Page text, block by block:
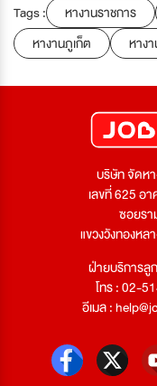
Tags : หางานราชการ
หางานภูเก็ต
หาง
บริษัท จัดห
เลขที่ 625 อ
ซอยรา
แขวงวังทองหล
ฝ่ายบริการลู
โทร : 02-
อีเมล :